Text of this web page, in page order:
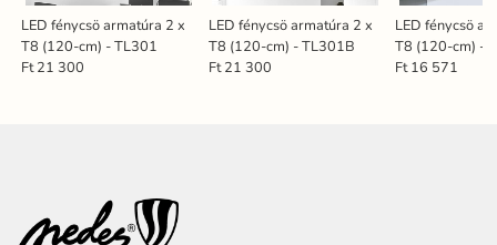
LED fénycsö armatúra 2 x
T8 (120-cm) - TL301
Ft 21 300
LED fénycsö armatúra 2 x
T8 (120-cm) - TL301B
Ft 21 300
LED fénycsö
T8 (120-cm) -
Ft 16 571